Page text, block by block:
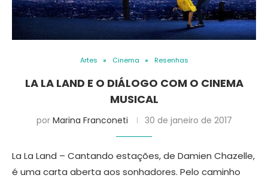
Artes Cinema Resenhas
LA LA LAND E O DIÁLOGO COM O CINEMA
MUSICAL
por Marina Franconeti 30 de janeiro de 2017
La La Land – Cantando estações, de Damien Chazelle,
é uma carta aberta aos sonhadores. Pelo caminho